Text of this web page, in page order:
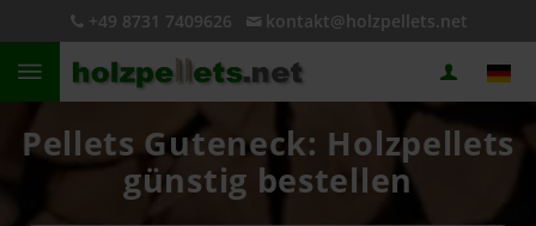
+49 8731 7409626 kontakt@holzpellets.net
Pellets Guteneck: Holzpellets
günstig bestellen